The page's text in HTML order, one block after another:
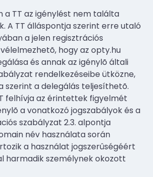
a TT az igénylést nem találta
A TT álláspontja szerint erre utaló
a jelen regisztrációs
hogy az opty.hu
és annak az igénylõ általi
rendelkezéseibe ütközne,
szerint a delegálás teljesíthetõ.
felhívja az érintettek figyelmét
a vonatkozó jogszabályok és a
szabályzat 2.3. alpontja
név használata során
a használat jogszerûségéért
harmadik személynek okozott